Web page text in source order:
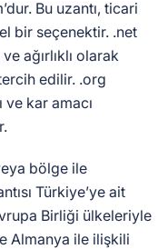
Bu uzantı, ticari
bir seçenektir. .net
ağırlıklı olarak
edilir. .org
ve kar amacı
bölge ile
Türkiye’ye ait
Birliği ülkeleriyle
Almanya ile ilişkili